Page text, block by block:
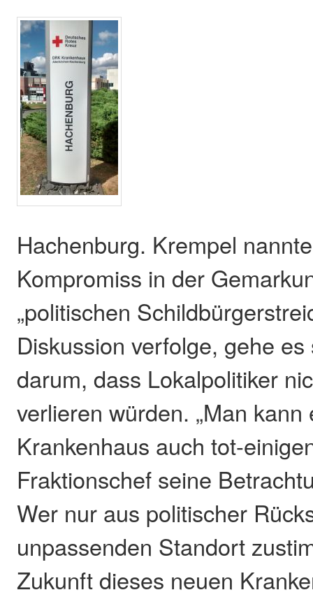
Hachenburg. Krempel
Kompromiss in der
„politischen
Diskussion verfolge, gehe
darum, dass Lokalpolitiker
verlieren würden. „Man kann
Krankenhaus auch tot-
Fraktionschef seine
Wer nur aus politischer
unpassenden Standort
Zukunft dieses neuen